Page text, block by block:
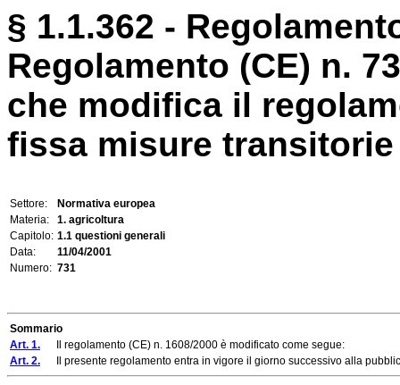
§ 1.1.362 -
Regolamento (CE) n.
che modifica il
fissa misure
Settore:
Normativa europea
Materia:
1. agricoltura
Capitolo: 1.1 questioni generali
Data:
11/04/2001
Numero: 731
Sommario
Art. 1. Il regolamento (CE) n. 1608/2000 è modificato come segue:
Art. 2. Il presente regolamento entra in vigore il giorno successivo alla